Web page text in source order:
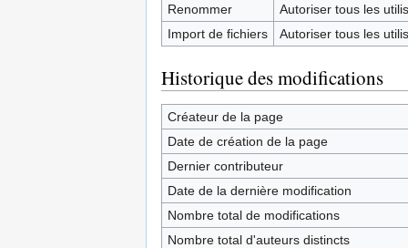
Renommer
Autoriser tous les
Import de fichiers
Autoriser tous les
Historique des modifications
Créateur de la page
Date de création de la page
Dernier contributeur
Date de la dernière modification
Nombre total de modifications
Nombre total d'auteurs distincts